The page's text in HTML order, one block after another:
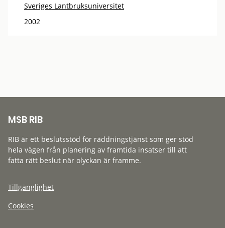
Sveriges Lantbruksuniversitet
2002
MSB RIB
RIB är ett beslutsstöd för räddningstjänst som ger stöd
hela vägen från planering av framtida insatser till att
fatta rätt beslut när olyckan är framme.
Tillgänglighet
Cookies